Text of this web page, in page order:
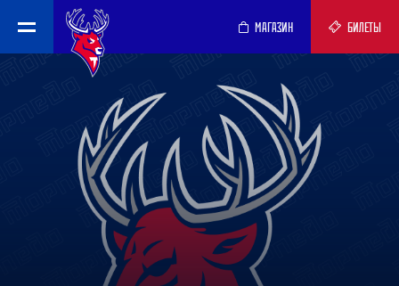
МАГАЗИН БИЛЕТЫ